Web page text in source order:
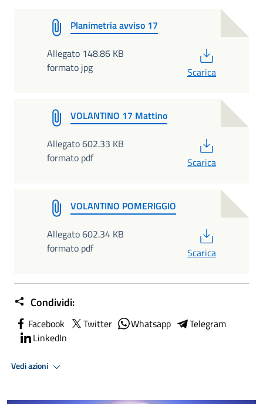
Planimetria avviso 17
Allegato 148.86 KB
formato jpg
Scarica
VOLANTINO 17 Mattino
Allegato 602.33 KB
formato pdf
Scarica
VOLANTINO POMERIGGIO
Allegato 602.34 KB
formato pdf
Scarica
Condividi:
Facebook Twitter Whatsapp
Telegram
LinkedIn
Vedi azioni